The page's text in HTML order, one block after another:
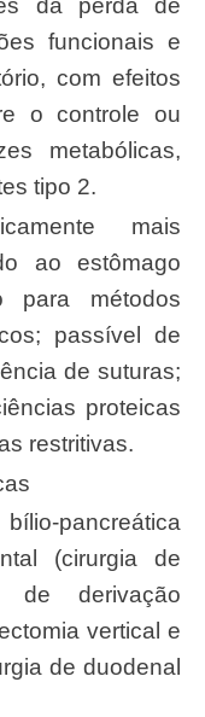
da perda de
funcionais e
com efeitos
o controle ou
metabólicas,
tipo 2.
ao estômago
para métodos
passível de
de suturas;
proteicas
restritivas.
(cirurgia de
de derivação
vertical e
de duodenal